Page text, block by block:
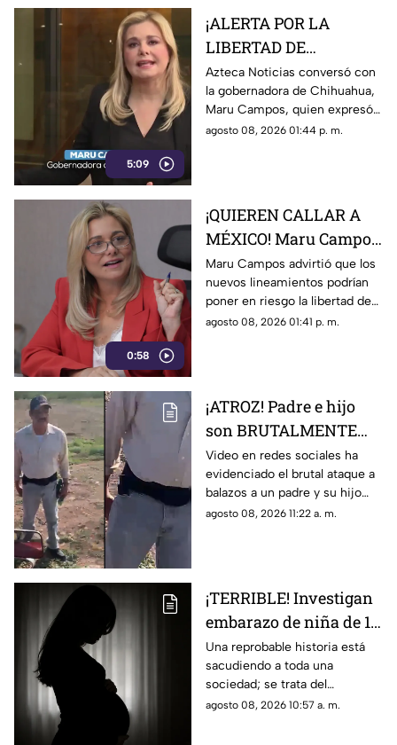
5:09
¡ALERTA POR LA
LIBERTAD DE
EXPRESIÓN! Maru
Campos advierte
posibles riesgos por
nuevos lineamientos
Azteca Noticias conversó con
la gobernadora de Chihuahua,
Maru Campos, quien expresó
su preocupación por los
agosto 08, 2026 01:44 p. m.
0:58
¡QUIEREN CALLAR A
MÉXICO! Maru Campos
alerta por nuevos
lineamientos y posible
censura
Maru Campos advirtió que los
nuevos lineamientos podrían
poner en riesgo la libertad de
expresión y abrir la puerta a
agosto 08, 2026 01:41 p. m.
¡ATROZ! Padre e hijo
son BRUTALMENTE
atacados con arma en
riña; hay un MUERTO
(+VIDEO)
Video en redes sociales ha
evidenciado el brutal ataque a
balazos a un padre y su hijo
que dejó a un muerto; esto es
agosto 08, 2026 11:22 a. m.
¡TERRIBLE! Investigan
embarazo de niña de 11
años; esto se sabe
(+VIDEO)
Una reprobable historia está
sacudiendo a toda una
sociedad; se trata del
embarazo de una niña de 11
agosto 08, 2026 10:57 a. m.